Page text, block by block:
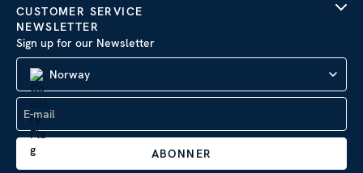
CUSTOMER SERVICE
NEWSLETTER
Sign up for our Newsletter
Norway
ABONNER